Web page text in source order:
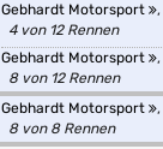
Gebhardt Motorsport ,
4 von 12 Rennen
Gebhardt Motorsport
,
8 von 12 Rennen
Gebhardt Motorsport ,
8 von 8 Rennen